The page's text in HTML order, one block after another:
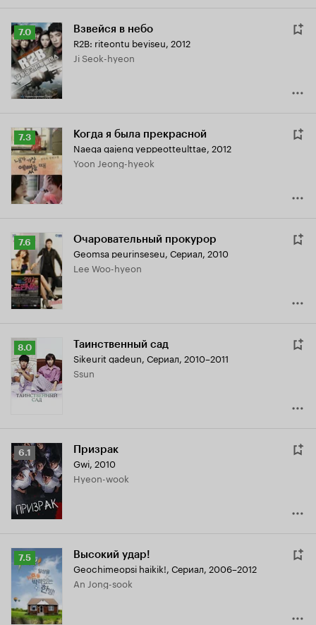
Рейтинг
Кинопоиска
7.0
7.0 Взвейся в небо
R2B: riteontu beyiseu, 2012
Ji Seok-hyeon
Рейтинг
Кинопоиска
7.3
7.3 Когда я была прекрасной
Naega gajeng yeppeotteulttae, 2012
Yoon Jeong-hyeok
Рейтинг
Кинопоиска
7.6
7.6 Очаровательный прокурор
Geomsa peurinseseu, Сериал, 2010
Lee Woo-hyeon
Рейтинг
Кинопоиска
8.0
8.0 Таинственный сад
Sikeurit gadeun, Сериал, 2010–2011
Ssun
Рейтинг
Кинопоиска
6.1
6.1 Призрак
Gwi, 2010
Hyeon-wook
Рейтинг
Кинопоиска
7.5 Высокий удар!
Geochimeopsi haikik!, Сериал, 2006–2012
An Jong-sook